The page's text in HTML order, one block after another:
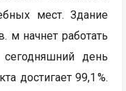
мест. Здание
м начнет работать
день
достигает 99,1 %.